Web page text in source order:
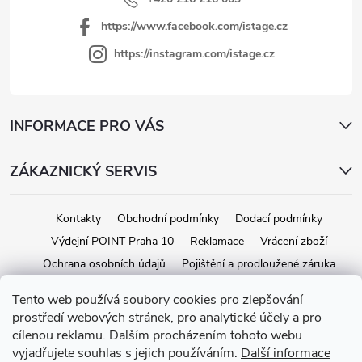
Tento web používá soubory cookies pro zlepšování
prostředí webových stránek, pro analytické účely a pro
cílenou reklamu. Dalším procházením tohoto webu
vyjadřujete souhlas s jejich používáním. Další informace
https://www.facebook.com/istage.cz
https://instagram.com/istage.cz
INFORMACE PRO VÁS
ZÁKAZNICKÝ SERVIS
Kontakty Obchodní podmínky
Dodací podmínky
Výdejní POINT Praha 10
Reklamace
Vrácení zboží
Ochrana osobních údajů
Pojištění a prodloužené záruka
Copyright 2026iStage.cz. Všetky práva vyhradené. Upraviť nastavenie
cookies